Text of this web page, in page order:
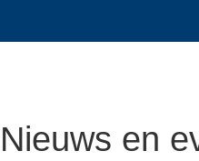
Nieuws en